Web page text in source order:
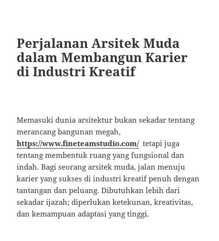
Perjalanan Arsitek Muda
dalam Membangun Karier
di Industri Kreatif
Memasuki dunia arsitektur bukan sekadar tentang
merancang bangunan megah,
https://www.fineteamstudio.com/tetapi juga
tentang membentuk ruang yang fungsional dan
indah. Bagi seorang arsitek muda, jalan menuju
karier yang sukses di industri kreatif penuh dengan
tantangan dan peluang. Dibutuhkan lebih dari
sekadar ijazah; diperlukan ketekunan, kreativitas,
dan kemampuan adaptasi yang tinggi.